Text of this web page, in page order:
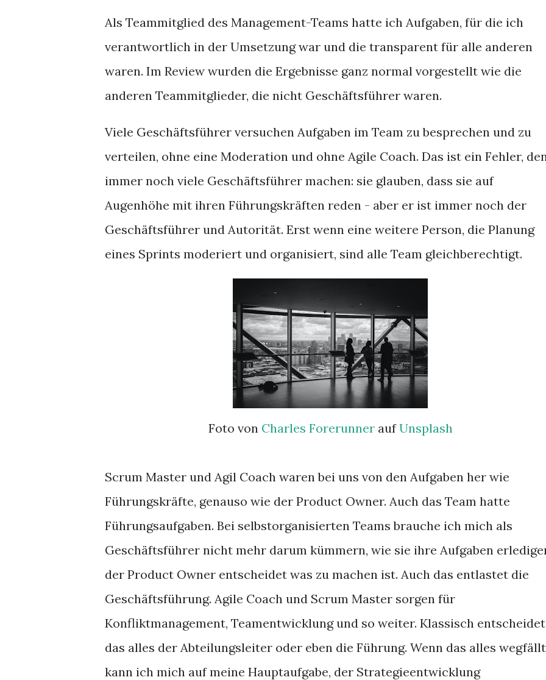
Als Teammitglied des Management-Teams hatte ich Aufgaben, für die ich
verantwortlich in der Umsetzung war und die transparent für alle anderen
waren. Im Review wurden die Ergebnisse ganz normal vorgestellt wie die
anderen Teammitglieder, die nicht Geschäftsführer waren.
Viele Geschäftsführer versuchen Aufgaben im Team zu besprechen und zu
verteilen, ohne eine Moderation und ohne Agile Coach. Das ist ein Fehler,
immer noch viele Geschäftsführer machen: sie glauben, dass sie auf
Augenhöhe mit ihren Führungskräften reden - aber er ist immer noch der
Geschäftsführer und Autorität. Erst wenn eine weitere Person, die Planung
eines Sprints moderiert und organisiert, sind alle Team gleichberechtigt.
Foto von Charles ForerunneraufUnsplash
Scrum Master und Agil Coach waren bei uns von den Aufgaben her wie
Führungskräfte, genauso wie der Product Owner. Auch das Team hatte
Führungsaufgaben. Bei selbstorganisierten Teams brauche ich mich als
Geschäftsführer nicht mehr darum kümmern, wie sie ihre Aufgaben
der Product Owner entscheidet was zu machen ist. Auch das entlastet die
Geschäftsführung. Agile Coach und Scrum Master sorgen für
Konfliktmanagement, Teamentwicklung und so weiter. Klassisch entscheidet
das alles der Abteilungsleiter oder eben die Führung. Wenn das alles
kann ich mich auf meine Hauptaufgabe, der Strategieentwicklung